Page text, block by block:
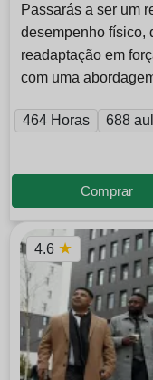
Passarás a ser um
desempenho físico,
readaptação em
com uma
464 Horas 688
Comprar
4.6 ★